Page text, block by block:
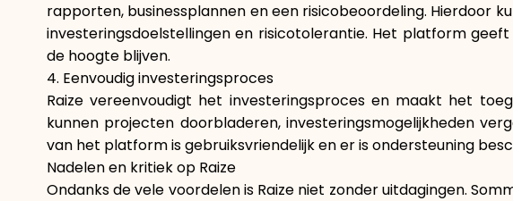
rapporten, businessplannen en een risicobeoordeling. Hierdoor
investeringsdoelstellingen en risicotolerantie. Het platform
de hoogte blijven.
4. Eenvoudig investeringsproces
Raize vereenvoudigt het investeringsproces en maakt het
kunnen projecten doorbladeren, investeringsmogelijkheden
van het platform is gebruiksvriendelijk en er is ondersteuning
Nadelen en kritiek op Raize
Ondanks de vele voordelen is Raize niet zonder uitdagingen.